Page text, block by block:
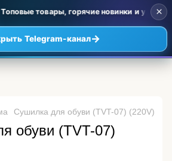
товары, горячие новинки и уценка
Telegram-канал→
×
Сушилка для обуви (TVT-07) (220V)
обуви (TVT-07)